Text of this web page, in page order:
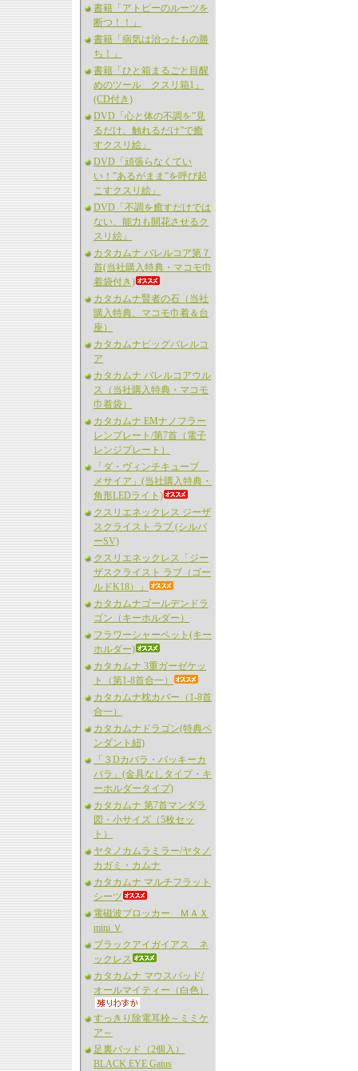
書籍「アトピーのルーツを
断つ！！」
書籍「病気は治ったもの勝
ち！」
書籍「ひと箱まるごと目醒
めのツール クスリ箱1」
(CD付き)
DVD「心と体の不調を”見
るだけ、触れるだけ”で癒
すクスリ絵」
DVD「頑張らなくてい
い！”あるがまま”を呼び起
こすクスリ絵」
DVD「不調を癒すだけでは
ない、能力も開花させるク
スリ絵」
カタカムナ バレルコア第７
首(当社購入特典・マコモ巾
着袋付き)
カタカムナ賢者の石（当社
購入特典、マコモ巾着＆台
座）
カタカムナビッグバレルコ
ア
カタカムナ バレルコアウル
ス（当社購入特典・マコモ
巾着袋）
カタカムナ EMナノフラー
レンプレート/第7首（電子
レンジプレート）
「ダ・ヴィンチキューブ
メサイア」(当社購入特典・
角形LEDライト)
クスリエネックレス ジーザ
スクライスト ラブ (シルバ
ーSV)
クスリエネックレス「ジー
ザスクライスト ラブ（ゴー
ルドK18）」
カタカムナゴールデンドラ
ゴン（キーホルダー）
フラワーシャーベット(キー
ホルダー)
カタカムナ 3重ガーゼケッ
ト（第1-8首合一）
カタカムナ枕カバー（1-8首
合一）
カタカムナドラゴン(特典ペ
ンダント紐)
「３Dカバラ・バッキーカ
バラ」(金具なしタイプ・キ
ーホルダータイプ)
カタカムナ 第7首マンダラ
図・小サイズ（5枚セッ
ト）
ヤタノカムラミラー/ヤタノ
カガミ・カムナ
カタカムナ マルチフラット
シーツ
電磁波ブロッカー ＭＡＸ
mini Ｖ
ブラックアイガイアス ネ
ックレス
カタカムナ マウスパッド/
オールマイティー（白色）
すっきり除電耳栓～ミミケ
ア～
足裏パッド（2個入）
BLACK EYE Gaius